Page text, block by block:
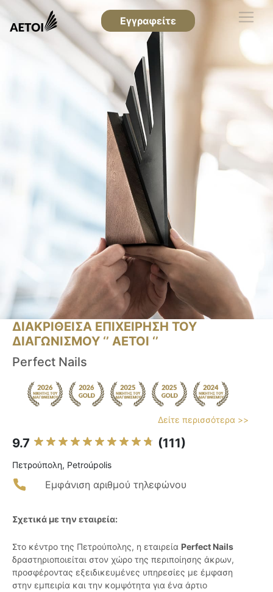
Εγγραφείτε
ΔΙΑΚΡΙΘΕΙΣΑ ΕΠΙΧΕΙΡΗΣΗ ΤΟΥ
ΔΙΑΓΩΝΙΣΜΟΥ ‘’ ΑΕΤΟΙ ‘’
Perfect Nails
Δείτε περισσότερα >>
9.7 (111)
Πετρούπολη, Petroúpolis
Εμφάνιση αριθμού τηλεφώνου
Σχετικά με την εταιρεία:
Στο κέντρο της Πετρούπολης, η εταιρεία Perfect Nails
δραστηριοποιείται στον χώρο της περιποίησης άκρων,
προσφέροντας εξειδικευμένες υπηρεσίες με έμφαση
στην εμπειρία και την κομψότητα για ένα άρτιο